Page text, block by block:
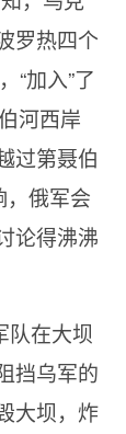
罗热四个
“加入”了
河西岸
过第聂伯
，俄军会
论得沸沸
队在大坝
挡乌军的
大坝，炸